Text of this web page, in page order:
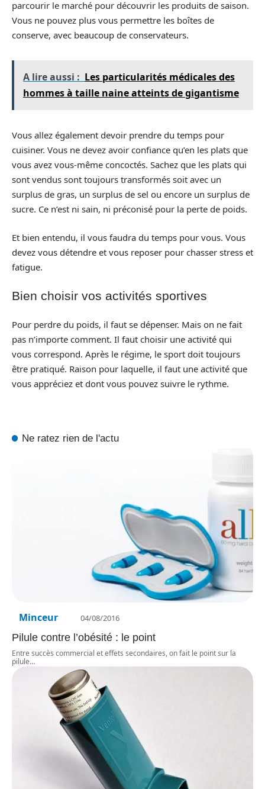
parcourir le marché pour découvrir les produits de saison.
Vous ne pouvez plus vous permettre les boîtes de
conserve, avec beaucoup de conservateurs.
A lire aussi : Les particularités médicales des
hommes à taille naine atteints de gigantisme
Vous allez également devoir prendre du temps pour
cuisiner. Vous ne devez avoir confiance qu’en les plats que
vous avez vous-même concoctés. Sachez que les plats qui
sont vendus sont toujours transformés soit avec un
surplus de gras, un surplus de sel ou encore un surplus de
sucre. Ce n’est ni sain, ni préconisé pour la perte de poids.
Et bien entendu, il vous faudra du temps pour vous. Vous
devez vous détendre et vous reposer pour chasser stress et
fatigue.
Bien choisir vos activités sportives
Pour perdre du poids, il faut se dépenser. Mais on ne fait
pas n’importe comment. Il faut choisir une activité qui
vous correspond. Après le régime, le sport doit toujours
être pratiqué. Raison pour laquelle, il faut une activité que
vous appréciez et dont vous pouvez suivre le rythme.
Ne ratez rien de l'actu
Minceur 04/08/2016
Pilule contre l’obésité : le point
Entre succès commercial et effets secondaires, on fait le point sur la
pilule…